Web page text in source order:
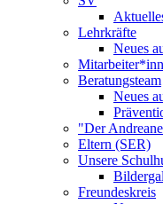
Lehrkräfte
Neues
Beratungsteam
Neues
"Der
Eltern (SER)
Unsere
Freundeskreis